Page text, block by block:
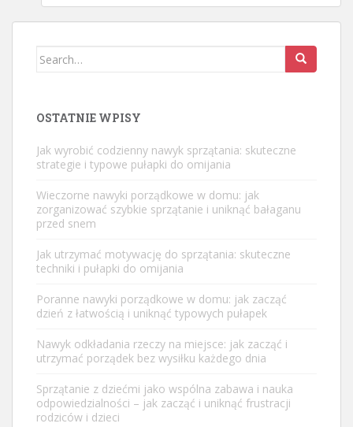
Search
OSTATNIE WPISY
Jak wyrobić codzienny nawyk sprzątania: skuteczne
strategie i typowe pułapki do omijania
Wieczorne nawyki porządkowe w domu: jak
zorganizować szybkie sprzątanie i uniknąć bałaganu
przed snem
Jak utrzymać motywację do sprzątania: skuteczne
techniki i pułapki do omijania
Poranne nawyki porządkowe w domu: jak zacząć
dzień z łatwością i uniknąć typowych pułapek
Nawyk odkładania rzeczy na miejsce: jak zacząć i
utrzymać porządek bez wysiłku każdego dnia
Sprzątanie z dziećmi jako wspólna zabawa i nauka
odpowiedzialności – jak zacząć i uniknąć frustracji
rodziców i dzieci